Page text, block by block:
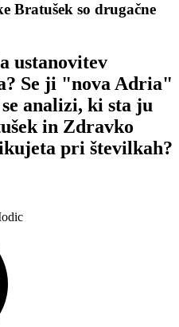
Bratušek so drugačne
ustanovitev
Se ji "nova Adria"
analizi, ki sta ju
in Zdravko
pri številkah?